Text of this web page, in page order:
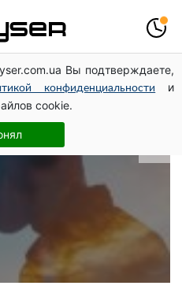
Вы подтверждаете,
конфиденциальности
и
cookie.
найвірніші
перевірити,